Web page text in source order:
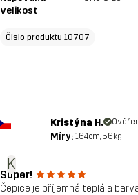
velikost
Čislo produktu 10707
K
Kristýna H.
Míry: 164cm, 56kg
Super!
Čepice je příjemná, teplá a